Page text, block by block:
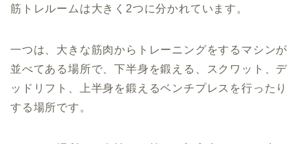
筋トレルームは大きく2つに分かれています。
一つは、大きな筋肉からトレーニングをするマシンが
並べてある場所で、下半身を鍛える、スクワット、デ
ッドリフト、上半身を鍛えるベンチプレスを行ったり
する場所です。